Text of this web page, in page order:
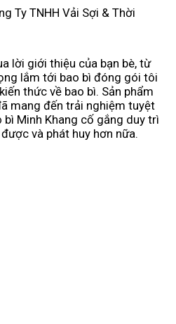
Ty TNHH Vải Sợi & Thời
lời giới thiệu của bạn bè, từ
lắm tới bao bì đóng gói tôi
thức về bao bì. Sản phẩm
mang đến trải nghiệm tuyệt
Minh Khang cố gắng duy trì
và phát huy hơn nữa.